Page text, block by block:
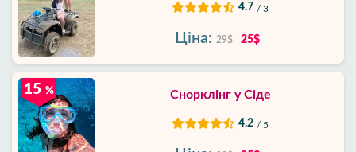
4.7 / 3
Ціна: 29$ 25$
Снорклінг у Сіде
4.2 / 5
15 %